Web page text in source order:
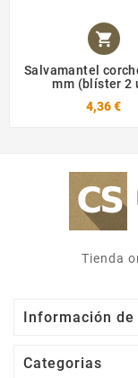

Salvamantel
mm (blíster 2
4,36 €
Tienda
Información de
Categorias